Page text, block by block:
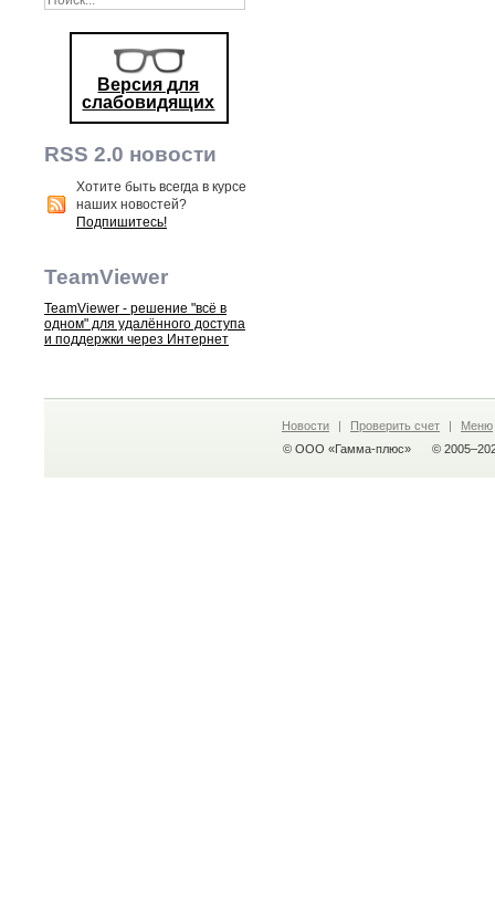
Версия для
слабовидящих
RSS 2.0 новости
Хотите быть всегда в курсе
наших новостей?
Подпишитесь!
TeamViewer
TeamViewer - решение "всё в
одном" для удалённого доступа
и поддержки через Интернет
Новости | Проверить счет |
Меню
© ООО «Гамма-плюс»
©